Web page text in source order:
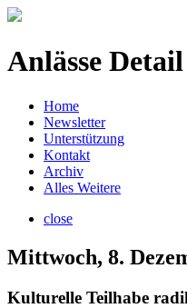
Anlässe Detail
Home
Newsletter
Unterstützung
Kontakt
Archiv
Alles Weitere
close
Mittwoch, 8.
Kulturelle Teilhabe